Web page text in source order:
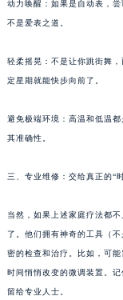
动力唤醒：如果是自动表，
不是爱表之道。
轻柔摇晃：不是让你跳街舞
定星期就能快步向前了。
避免极端环境：高温和低温
其准确性。
三、专业维修：交给真正的“
当然，如果上述家庭疗法都
了。他们拥有神奇的工具（
密的检查和治疗。比如，可
时间悄悄改变的微调装置。
留给专业人士。